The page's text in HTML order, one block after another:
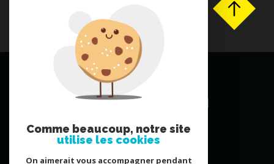
FNAIM OI © 2026 | Tous droits réservés |
Mentions légales Partenaires
ETAGE 2 IMMEUBLE, 5A Chem. Grand
97490, La Réunion
+262692 29 78 09
Comme beaucoup, notre site
utilise les cookies
On aimerait vous accompagner pendant